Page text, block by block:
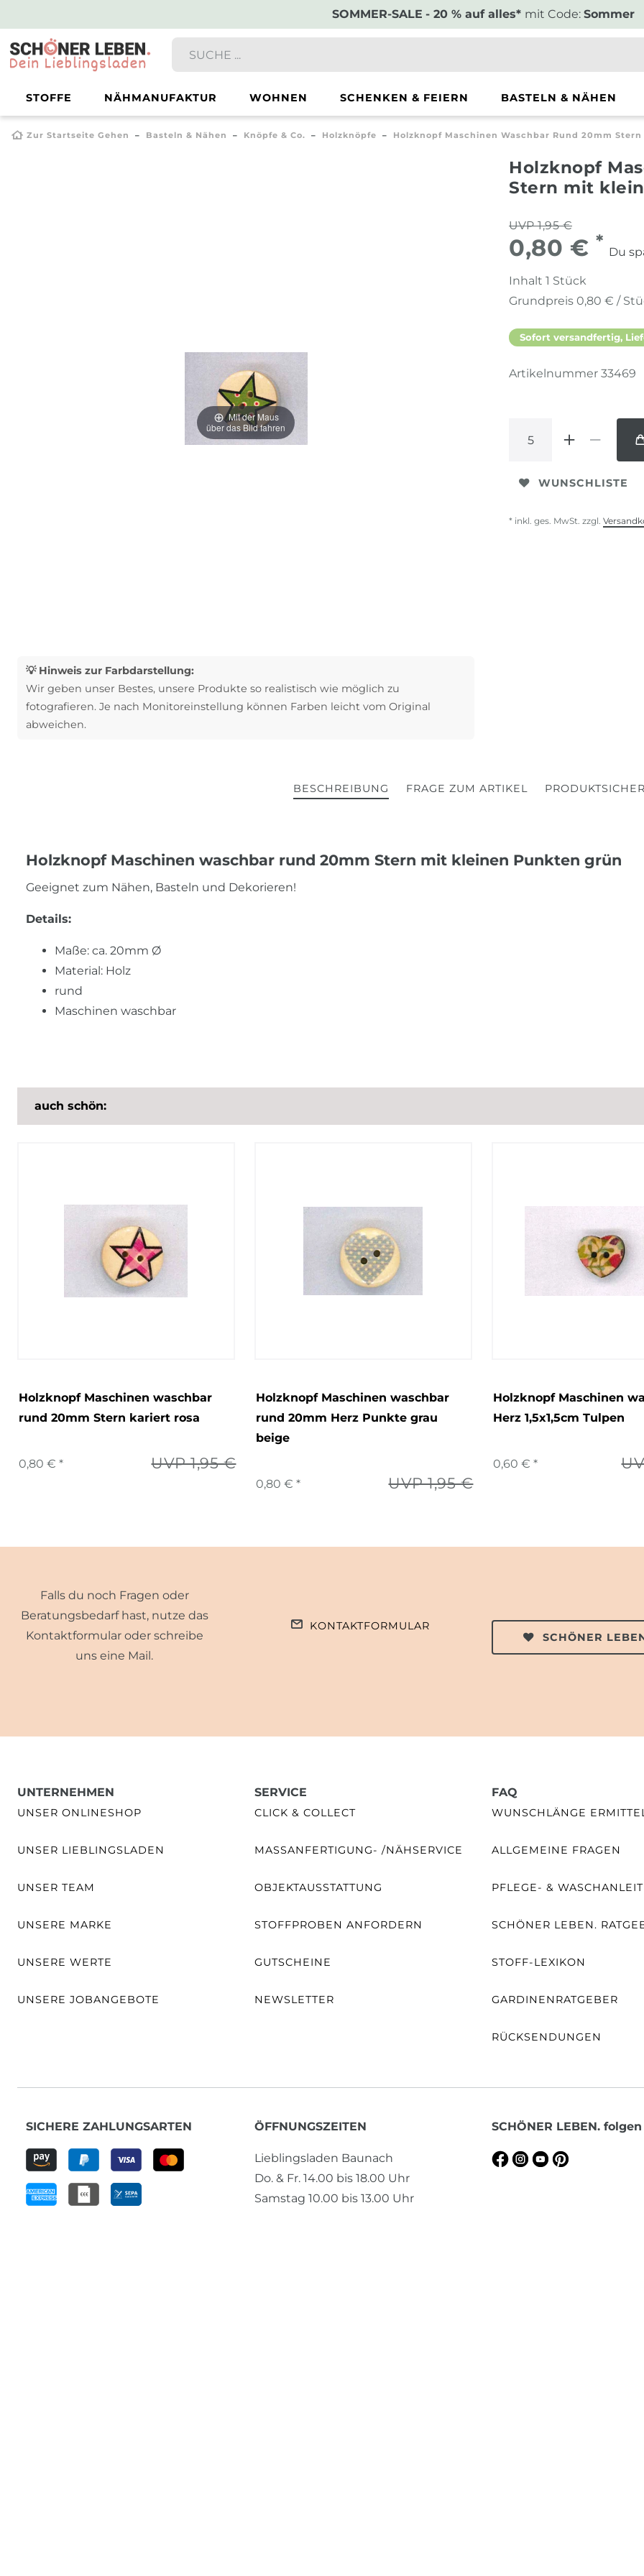
SOMMER-SALE - 20 % auf alles* mit Code: Sommer
STOFFE NÄHMANUFAKTUR WOHNEN SCHENKEN & FEIERN BASTELN & NÄHEN
Zur Startseite Gehen Basteln & Nähen Knöpfe & Co. Holzknöpfe Holzknopf Maschinen Waschbar Rund 20mm
Mit der Maus
über das Bild fahren
💡 Hinweis zur Farbdarstellung:
Wir geben unser Bestes, unsere Produkte so realistisch wie möglich zu
fotografieren. Je nach Monitoreinstellung können Farben leicht vom Original
abweichen.
Holzknopf
Stern mit
UVP 1,95 €
0,80 € *
Du
Inhalt 1 Stück
Grundpreis 0,80 € /
Sofort versandfertig,
Artikelnummer 33469
WUNSCHLISTE
* inkl. ges. MwSt. zzgl.
BESCHREIBUNG FRAGE ZUM ARTIKEL
Holzknopf Maschinen waschbar rund 20mm Stern mit kleinen Punkten grün
Geeignet zum Nähen, Basteln und Dekorieren!
Details:
Maße: ca. 20mm Ø
Material: Holz
rund
Maschinen waschbar
auch schön:
Holzknopf Maschinen waschbar
rund 20mm Stern kariert rosa
UVP 1,95 €
0,80 € *
Holzknopf Maschinen waschbar
rund 20mm Herz Punkte grau
beige
UVP 1,95 €
0,80 € *
Holzknopf Maschinen
Herz 1,5x1,5cm Tulpen
0,60 € *
Falls du noch Fragen oder
Beratungsbedarf hast, nutze das
Kontaktformular oder schreibe
uns eine Mail.
KONTAKTFORMULAR
SCHÖNER
UNTERNEHMEN
UNSER ONLINESHOP
UNSER LIEBLINGSLADEN
UNSER TEAM
UNSERE MARKE
UNSERE WERTE
UNSERE JOBANGEBOTE
SERVICE
CLICK & COLLECT
MASSANFERTIGUNG- /NÄHSERVICE
OBJEKTAUSSTATTUNG
STOFFPROBEN ANFORDERN
GUTSCHEINE
NEWSLETTER
FAQ
WUNSCHLÄNGE
ALLGEMEINE FRAGEN
PFLEGE- &
SCHÖNER LEBEN.
STOFF-LEXIKON
GARDINENRATGEBER
RÜCKSENDUNGEN
SICHERE ZAHLUNGSARTEN ÖFFNUNGSZEITEN
Lieblingsladen Baunach
Do. & Fr. 14.00 bis 18.00 Uhr
Samstag 10.00 bis 13.00 Uhr
SCHÖNER LEBEN. folgen